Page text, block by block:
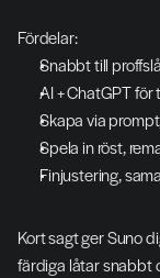
Fördelar:
Snabbt till
AI + ChatGPT
Skapa via
Spela in röst,
Finjustering,
Kort sagt ger Suno
färdiga låtar snabbt